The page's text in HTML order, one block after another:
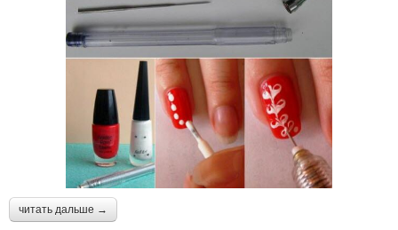
читать дальше →